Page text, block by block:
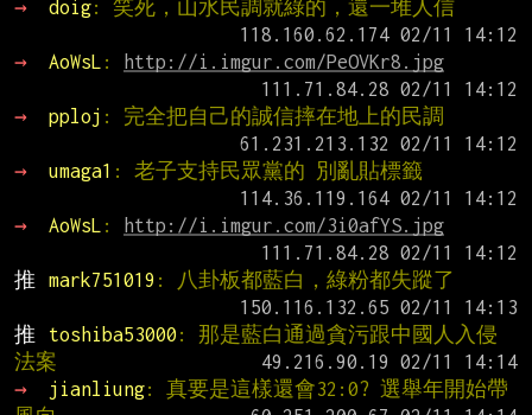
→
doig: 笑死，山水民調就綠的，還一堆人信
→
AoWsL :
http://i.imgur.com/PeOVKr8.jpg
→
pploj : 完全把自己的誠信摔在地上的民調
→
umaga1 : 老子支持民眾黨的 別亂貼標籤
→
AoWsL :
http://i.imgur.com/3i0afYS.jpg
推
mark751019 : 八卦板都藍白，綠粉都失蹤了
推
toshiba53000 : 那是藍白通過貪污跟中國人入侵
法案
→
jianliung: 真要是這樣還會32:0? 選舉年開始帶